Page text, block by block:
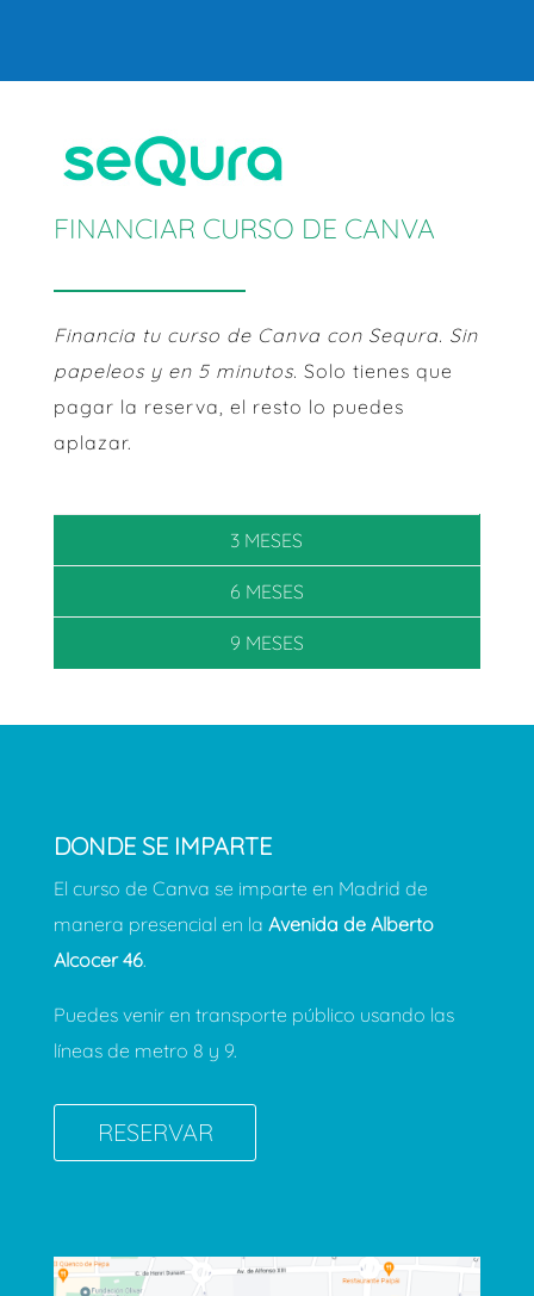
FINANCIAR CURSO DE CANVA
Financia tu curso de Canva con Sequra. Sin
papeleos y en 5 minutos. Solo tienes que
pagar la reserva, el resto lo puedes
aplazar.
3 MESES
6 MESES
9 MESES
DONDE SE IMPARTE
El curso de Canva se imparte en Madrid de
manera presencial en la Avenida de Alberto
Alcocer 46.
Puedes venir en transporte público usando las
líneas de metro 8 y 9.
RESERVAR